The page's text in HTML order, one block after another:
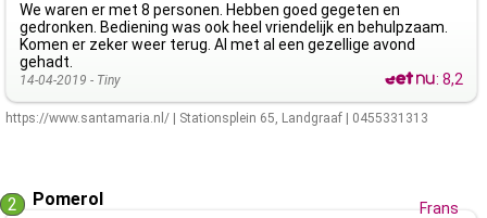
We waren er met 8 personen. Hebben goed gegeten en
gedronken. Bediening was ook heel vriendelijk en behulpzaam.
Komen er zeker weer terug. Al met al een gezellige avond
gehadt.
14-04-2019 - Tiny :8,2
https://www.santamaria.nl/ Stationsplein 65, Landgraaf 0455331313
2 Pomerol
Frans